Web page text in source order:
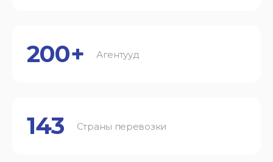
200+ Агентууд
143 Страны перевозки